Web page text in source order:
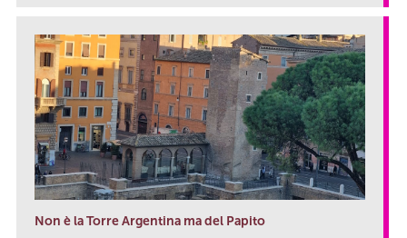
Non è la Torre Argentina ma del Papito